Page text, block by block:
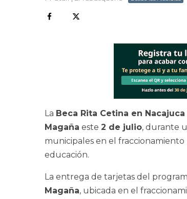
La Beca Rita Cetina en Nacajuca
Magaña este 2 de julio, durante
municipales en el
educación.
La entrega de tarjetas del
Magaña, ubicada en el